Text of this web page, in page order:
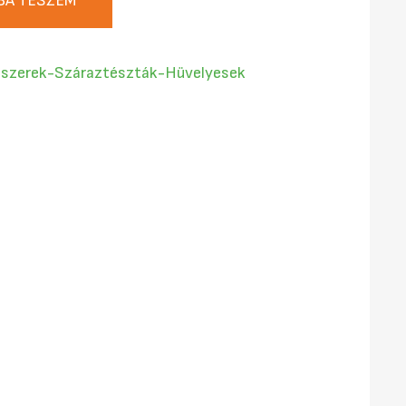
Száraztészták-Hüvelyesek